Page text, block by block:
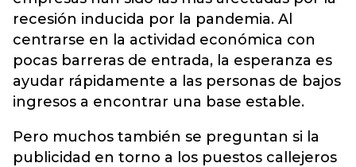
recesión inducida por la pandemia. Al
centrarse en la actividad económica con
pocas barreras de entrada, la esperanza es
ayudar rápidamente a las personas de bajos
ingresos a encontrar una base estable.
Pero muchos también se preguntan si la
publicidad en torno a los puestos callejeros